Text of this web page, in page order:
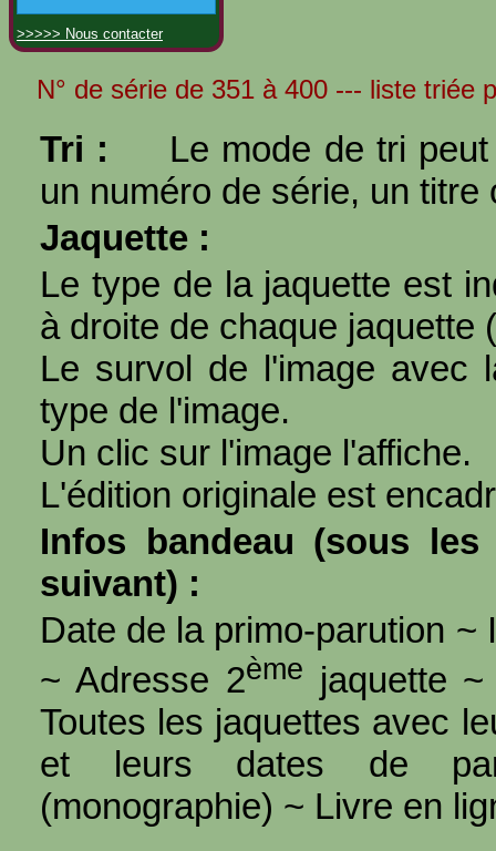
>>>>> Nous contacter
N° de série de 351 à 400 --- liste triée
Tri :
Le mode de tri
un numéro de série, un titre
Jaquette :
Le type de la jaquette est
à droite de chaque jaquette (
Le survol de l'image avec
type de l'image.
Un clic sur l'image l'affiche.
L'édition originale est
Infos bandeau (sous
suivant) :
Date de la primo-parution ~
~ Adresse 2ème jaquette
Toutes les jaquettes avec
et leurs dates de
(monographie) ~ Livre en